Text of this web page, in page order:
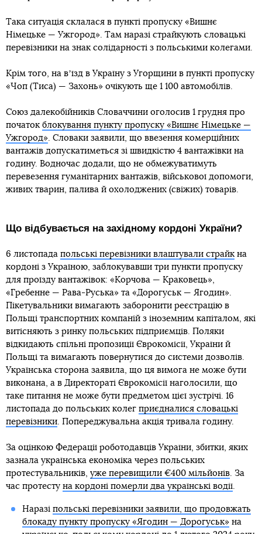
Така ситуація склалася в пункті пропуску «Вишнє
Німецьке — Ужгород». Там наразі страйкують словацькі
перевізники на знак солідарності з польськими колегами.
Крім того, на вʼїзд в Україну з Угорщини в пункті пропуску
«Чоп (Тиса) — Захонь» очікують ще 1 100 автомобілів.
Союз далекобійників Словаччини оголосив 1 грудня про
початок блокування пункту пропуску «Вишнє Німецьке —
Ужгород» . Словаки заявили, що ввезення комерційних
вантажів допускатиметься зі швидкістю 4 вантажівки на
годину. Водночас додали, що не обмежуватимуть
перевезення гуманітарних вантажів, військової допомоги,
живих тварин, палива й охолоджених (свіжих) товарів.
Що відбувається на західному кордоні України?
6 листопада польські перевізники влаштували страйк на
кордоні з Україною, заблокувавши три пункти пропуску
для проїзду вантажівок: «Корчова — Краковець»,
«Гребенне — Рава-Руська» та «Дорогуськ — Ягодин».
Пікетувальники вимагають заборонити реєстрацію в
Польщі транспортних компаній з іноземним капіталом, які
витісняють з ринку польських підприємців. Поляки
відкидають спільні пропозиції Єврокомісії, України й
Польщі та вимагають повернутися до системи дозволів.
Українська сторона заявила, що ця вимога не може бути
виконана, а в Директораті Єврокомісії наголосили, що
таке питання не може бути предметом цієї зустрічі. 16
листопада до польських колег приєдналися словацькі
перевізники . Попереджувальна акція тривала годину.
За оцінкою Федерації роботодавців України, збитки, яких
зазнала українська економіка через польських
протестувальників, уже перевищили €400 мільйонів . За
час протесту на кордоні померли два українські водії
Наразі польські перевізники заявили, що продовжать
блокаду пункту пропуску «Ягодин — Дорогуськ»на